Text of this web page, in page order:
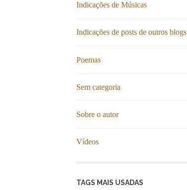
Indicações de Músicas
Indicações de posts de outros blogs
Poemas
Sem categoria
Sobre o autor
Vídeos
TAGS MAIS USADAS